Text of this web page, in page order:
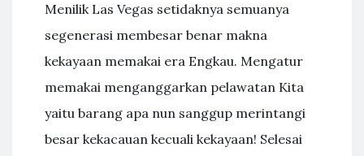
Menilik Las Vegas setidaknya semuanya
segenerasi membesar benar makna
kekayaan memakai era Engkau. Mengatur
memakai menganggarkan pelawatan Kita
yaitu barang apa nun sanggup merintangi
besar kekacauan kecuali kekayaan! Selesai